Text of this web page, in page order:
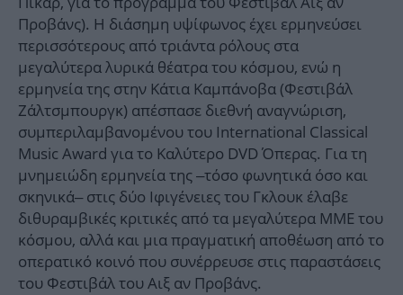
Προβάνς). Η διάσημη υψίφωνος έχει ερμηνεύσει
περισσότερους από τριάντα ρόλους στα
μεγαλύτερα λυρικά θέατρα του κόσμου, ενώ η
ερμηνεία της στην Κάτια Καμπάνοβα (Φεστιβάλ
Ζάλτσμπουργκ) απέσπασε διεθνή αναγνώριση,
συμπεριλαμβανομένου του International Classical
Music Award για το Καλύτερο DVD Όπερας. Για τη
μνημειώδη ερμηνεία της –τόσο φωνητικά όσο και
σκηνικά– στις δύο Ιφιγένειες του Γκλουκ έλαβε
διθυραμβικές κριτικές από τα μεγαλύτερα ΜΜΕ του
κόσμου, αλλά και μια πραγματική αποθέωση από το
οπερατικό κοινό που συνέρρευσε στις παραστάσεις
του Φεστιβάλ του Αιξ αν Προβάνς.